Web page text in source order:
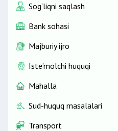
Sog‘liqni saqlash
Bank sohasi
Majburiy ijro
Iste’molchi huquqi
Mahalla
Sud-huquq masalalari
Transport